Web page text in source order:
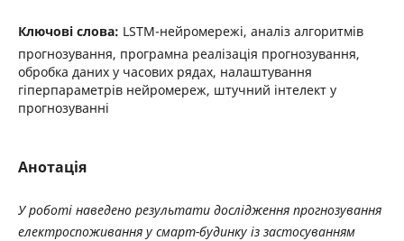
Ключові слова: LSTM-нейромережі, аналіз алгоритмів
прогнозування, програмна реалізація прогнозування,
обробка даних у часових рядах, налаштування
гіперпараметрів нейромереж, штучний інтелект у
прогнозуванні
Анотація
У роботі наведено результати дослідження прогнозування
електроспоживання у смарт-будинку із застосуванням